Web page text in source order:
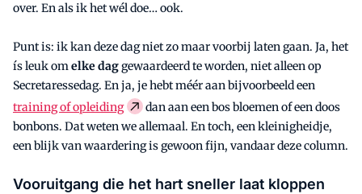
over. En als ik het wél doe… ook.
Punt is: ik kan deze dag niet zo maar voorbij laten gaan. Ja, het
ís leuk omelke daggewaardeerd te worden, niet alleen op
Secretaressedag. En ja, je hebt méér aan bijvoorbeeld een
training of opleiding
dan aan een bos bloemen of een doos
bonbons. Dat weten we allemaal. En toch, een kleinigheidje,
een blijk van waardering is gewoon fijn, vandaar deze column.
Vooruitgang die het hart sneller laat kloppen